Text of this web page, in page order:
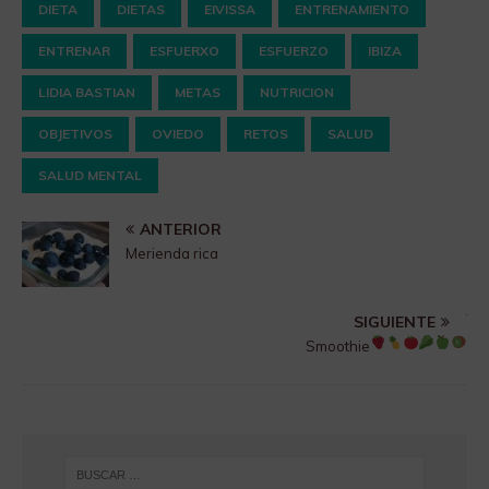
DIETA DIETAS EIVISSA ENTRENAMIENTO
ENTRENAR ESFUERXO ESFUERZO IBIZA
LIDIA BASTIAN METAS NUTRICION
OBJETIVOS OVIEDO RETOS SALUD
SALUD MENTAL
ANTERIOR
Merienda rica
SIGUIENTE
Smoothie